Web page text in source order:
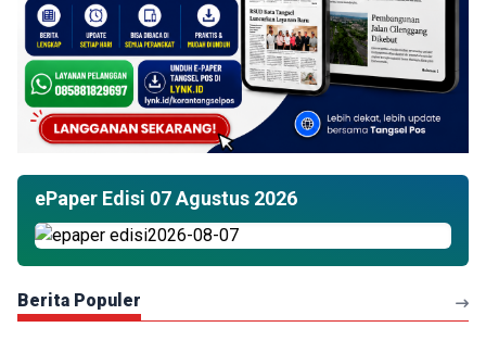
ePaper Edisi 07 Agustus 2026
Berita Populer